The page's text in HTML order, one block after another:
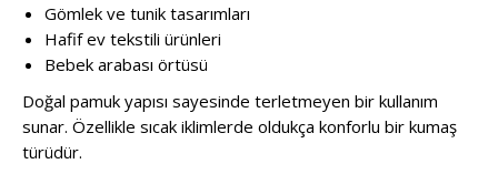
Gömlek ve tunik tasarımları
Hafif ev tekstili ürünleri
Bebek arabası örtüsü
Doğal pamuk yapısı sayesinde terletmeyen bir kullanım
sunar. Özellikle sıcak iklimlerde oldukça konforlu bir kumaş
türüdür.